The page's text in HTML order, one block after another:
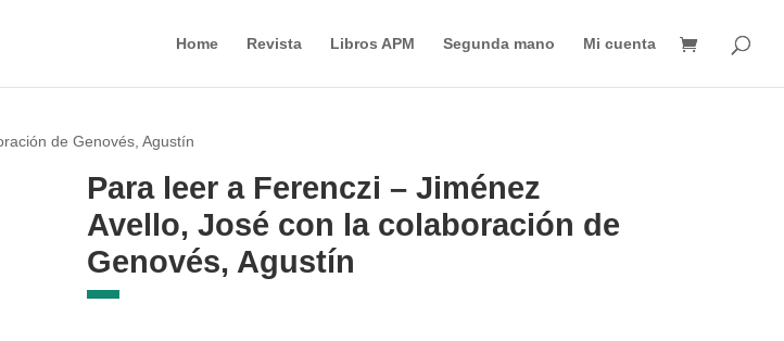
Home Revista Libros APM Segunda mano Mi cuenta
productos
de Genovés, Agustín
Para leer a Ferenczi – Jiménez
Avello, José con la colaboración de
Genovés, Agustín